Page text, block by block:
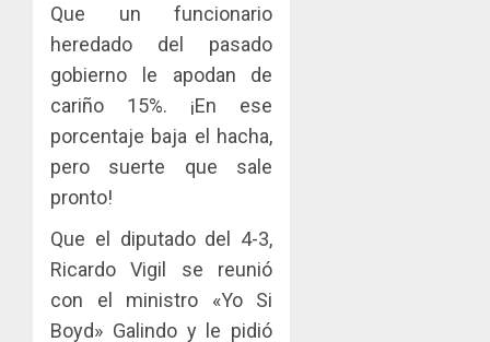
Que un funcionario
heredado del pasado
gobierno le apodan de
cariño 15%. ¡En ese
porcentaje baja el hacha,
pero suerte que sale
pronto!
Que el diputado del 4-3,
Ricardo Vigil se reunió
con el ministro «Yo Si
Boyd» Galindo y le pidió